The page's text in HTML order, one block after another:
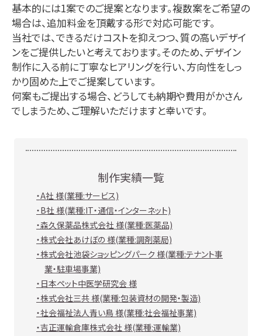
基本的には1案でのご提案となります。複数案をご希望の
場合は、追加料金を頂戴する形で対応可能です。
当社では、できるだけコストを抑えつつ、質の高いデザイ
ンをご提供したいと考えております。そのため、デザイン
制作に入る前に丁寧なヒアリングを行い、方向性をしっ
かり固めた上でご提案しています。
何案もご提出する場合、どうしても納期や費用がかさん
でしまうため、ご理解いただけますと幸いです。
制作実績一覧
・A社 様(業種:サービス)
・B社 様(業種:IT・通信・インターネット)
・森久保薬品株式会社 様(業種:医薬品)
・株式会社あけぼの 様(業種:調剤薬局)
・株式会社池袋ショッピングパーク 様(業種:テナント事
業・駐車場事業)
・日本ペット中医学研究会 様
・株式会社三共 様(業種:包装資材の開発・製造)
・社会福祉法人青い鳥 様(業種:社会福祉事業)
・吉正運輸倉庫株式会社 様(業種:運輸業)